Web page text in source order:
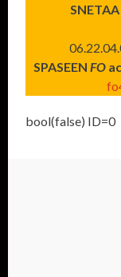
SNETAA
SPASEEN FO
bool(false) ID=0